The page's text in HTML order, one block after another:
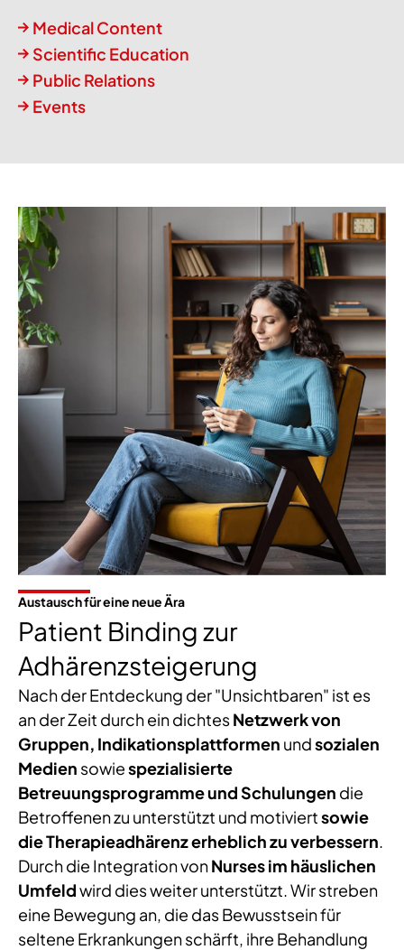
Medical Content
Scientific Education
Public Relations
Events
Austausch für eine neue Ära
Patient Binding zur
Adhärenzsteigerung
Nach der Entdeckung der "Unsichtbaren" ist es
an der Zeit durch ein dichtesNetzwerk von
Gruppen, Indikationsplattformen undsozialen
Medien sowiespezialisierte
Betreuungsprogramme und Schulungen die
Betroffenen zu unterstützt und motiviertsowie
die Therapieadhärenz erheblich zu verbessern.
Durch die Integration vonNurses im häuslichen
Umfeldwird dies weiter unterstützt. Wir streben
eine Bewegung an, die das Bewusstsein für
seltene Erkrankungen schärft, ihre Behandlung